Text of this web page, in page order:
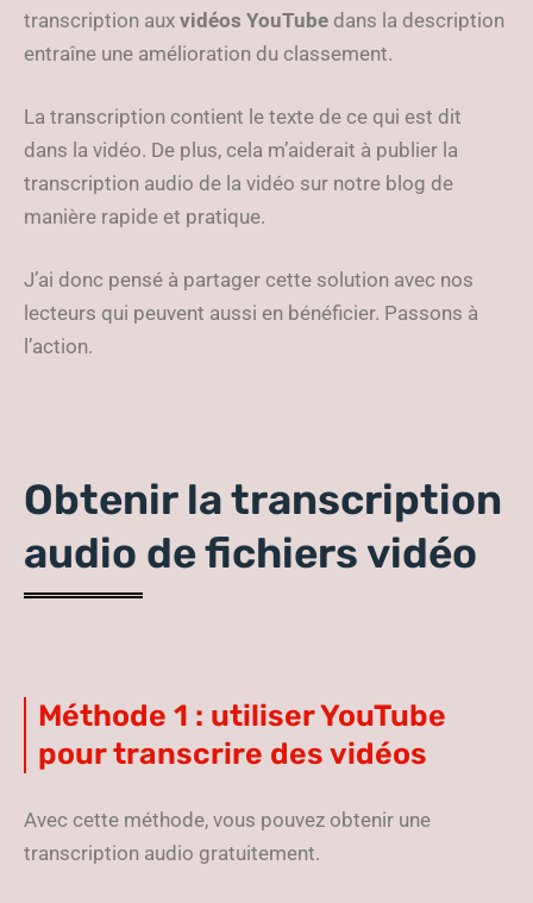
transcription aux vidéos YouTube dans la description
entraîne une amélioration du classement.
La transcription contient le texte de ce qui est dit
dans la vidéo. De plus, cela m’aiderait à publier la
transcription audio de la vidéo sur notre blog de
manière rapide et pratique.
J’ai donc pensé à partager cette solution avec nos
lecteurs qui peuvent aussi en bénéficier. Passons à
l’action.
Obtenir la transcription
audio de fichiers vidéo
Méthode 1 : utiliser YouTube
pour transcrire des vidéos
Avec cette méthode, vous pouvez obtenir une
transcription audio gratuitement.